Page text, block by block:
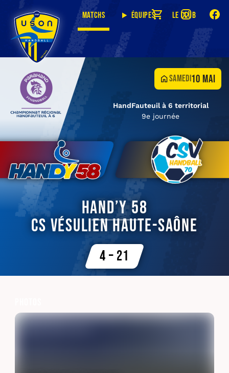
Matchs Équipes Le club
samedi 10 mai
HandFauteuil à 6 territorial
9e journée
Hand’y 58
CS Vésulien Haute-Saône
4 – 21